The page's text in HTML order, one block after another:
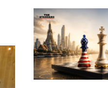
ส่วนยุทธศาสตร์ไทย –
อินโดนีเซีย